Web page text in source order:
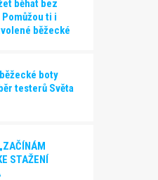
běhat bez
ti i
běžecké
boty
testerů Světa
STAŽENÍ